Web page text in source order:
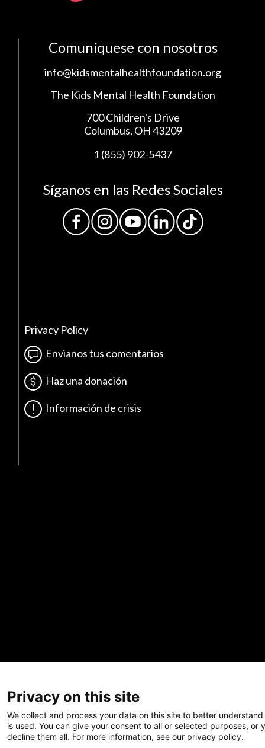
Comuníquese con nosotros
info@kidsmentalhealthfoundation.org
The Kids Mental Health Foundation
700 Children's Drive
Columbus, OH 43209
1 (855) 902-5437
Síganos en las Redes Sociales
Privacy Policy
Envianos tus comentarios
Haz una donación
Información de crisis
The Kids Mental Health Foundation™ es una organización
sin ánimo de lucro 501(c)(3). (EIN: 88-4419089). Todos
los diseños originales y obras de arte son marca
Privacy on this site
We collect and process your data on this site to better
is used. You can give your consent to all or selected purposes, or
decline them all. For more information, see our privacy policy.